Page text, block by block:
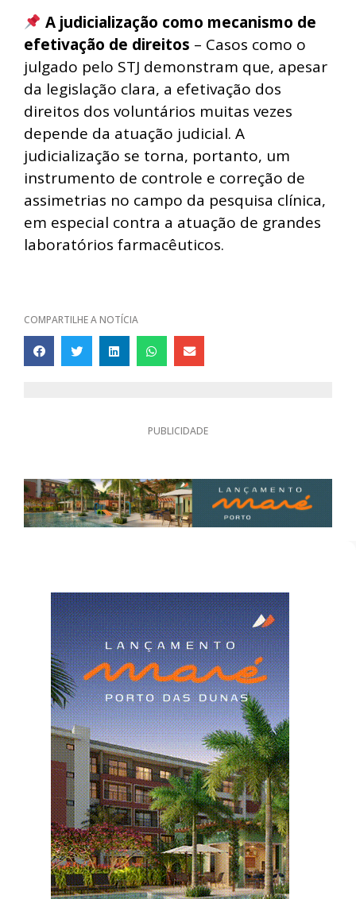
A judicialização como mecanismo de
efetivação de direitos – Casos como o
julgado pelo STJ demonstram que, apesar
da legislação clara, a efetivação dos
direitos dos voluntários muitas vezes
depende da atuação judicial. A
judicialização se torna, portanto, um
instrumento de controle e correção de
assimetrias no campo da pesquisa clínica,
em especial contra a atuação de grandes
laboratórios farmacêuticos.
COMPARTILHE A NOTÍCIA
PUBLICIDADE